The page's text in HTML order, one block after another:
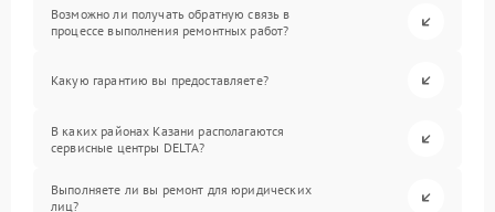
Возможно ли получать обратную связь в
процессе выполнения ремонтных работ?
Какую гарантию вы предоставляете?
В каких районах Казани располагаются
сервисные центры DELTA?
Выполняете ли вы ремонт для юридических
лиц?